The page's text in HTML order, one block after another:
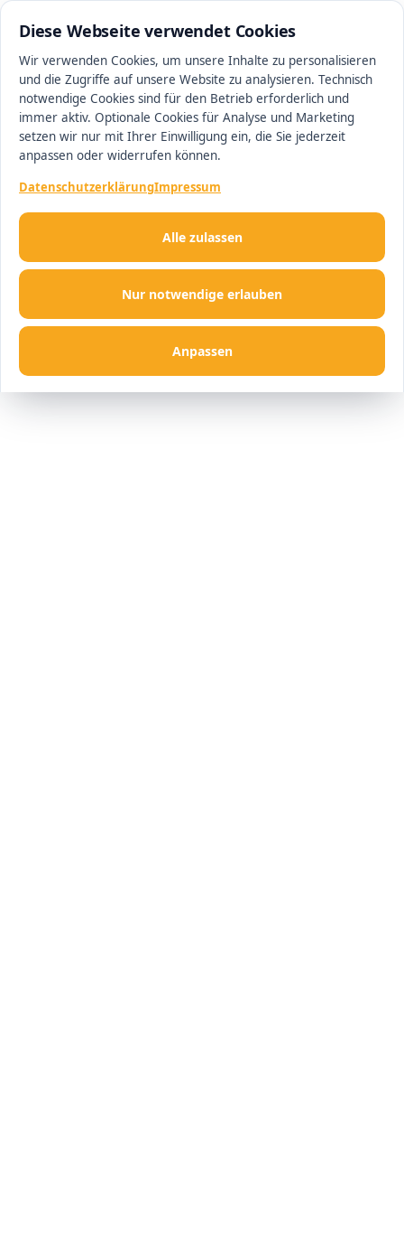
Diese Webseite verwendet Cookies
Wir verwenden Cookies, um unsere Inhalte zu personalisieren
und die Zugriffe auf unsere Website zu analysieren. Technisch
notwendige Cookies sind für den Betrieb erforderlich und
immer aktiv. Optionale Cookies für Analyse und Marketing
setzen wir nur mit Ihrer Einwilligung ein, die Sie jederzeit
anpassen oder widerrufen können.
DatenschutzerklärungImpressum
Nur notwendige erlauben
Anpassen
Alle zulassen